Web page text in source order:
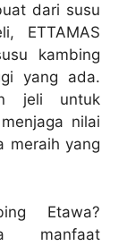
dari susu
ETTAMAS
kambing
yang ada.
jeli untuk
nilai
meraih yang
Etawa?
manfaat